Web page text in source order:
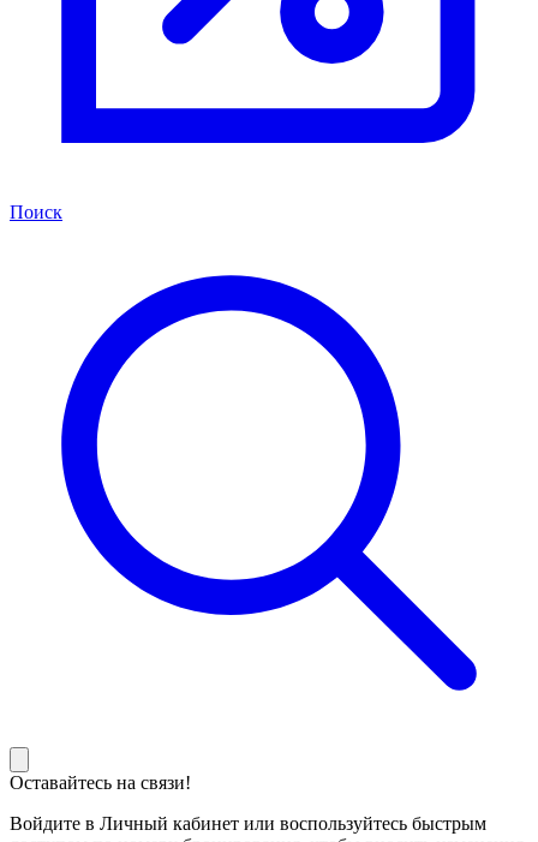
Поиск
Оставайтесь на связи!
Войдите в Личный кабинет или воспользуйтесь быстрым